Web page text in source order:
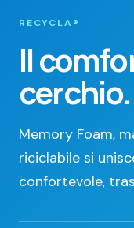
RECYCLA®
Il
cerchio.
Memory Foam,
riciclabile si
confortevole,